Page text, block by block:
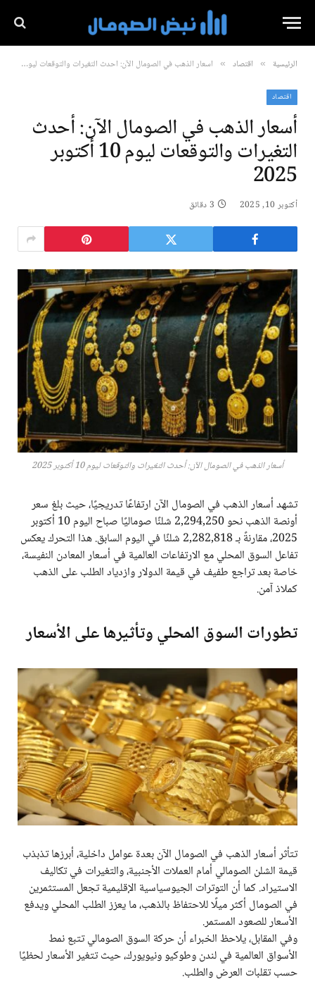
الرئيسية » اقتصاد » أسعار الذهب في الصومال الآن: أحدث التغيرات والتوقعات ليوم 10 أكتوبر 2025
اقتصاد
أسعار الذهب في الصومال الآن: أحدث
التغيرات والتوقعات ليوم 10 أكتوبر
2025
أكتوبر 10, 2025 3 دقائق
أسعار الذهب في الصومال الآن: أحدث التغيرات والتوقعات ليوم 10 أكتوبر 2025
تشهد أسعار الذهب في الصومال الآن ارتفاعًا تدريجيًا، حيث بلغ سعر
أونصة الذهب نحو 2,294,250 شلنًا صوماليًا صباح اليوم 10 أكتوبر
2025، مقارنةً بـ 2,282,818 شلنًا في اليوم السابق. هذا التحرك يعكس
تفاعل السوق المحلي مع الارتفاعات العالمية في أسعار المعادن النفيسة،
خاصة بعد تراجع طفيف في قيمة الدولار وازدياد الطلب على الذهب
كملاذ آمن.
تطورات السوق المحلي وتأثيرها على الأسعار
تتأثر أسعار الذهب في الصومال الآن بعدة عوامل داخلية، أبرزها تذبذب
قيمة الشلن الصومالي أمام العملات الأجنبية، والتغيرات في تكاليف
الاستيراد. كما أن التوترات الجيوسياسية الإقليمية تجعل المستثمرين
في الصومال أكثر ميلًا للاحتفاظ بالذهب، ما يعزز الطلب المحلي ويدفع
الأسعار للصعود المستمر.
وفي المقابل، يلاحظ الخبراء أن حركة السوق الصومالي تتبع نمط
الأسواق العالمية في لندن وطوكيو ونيويورك، حيث تتغير الأسعار لحظيًا
حسب تقلبات العرض والطلب.